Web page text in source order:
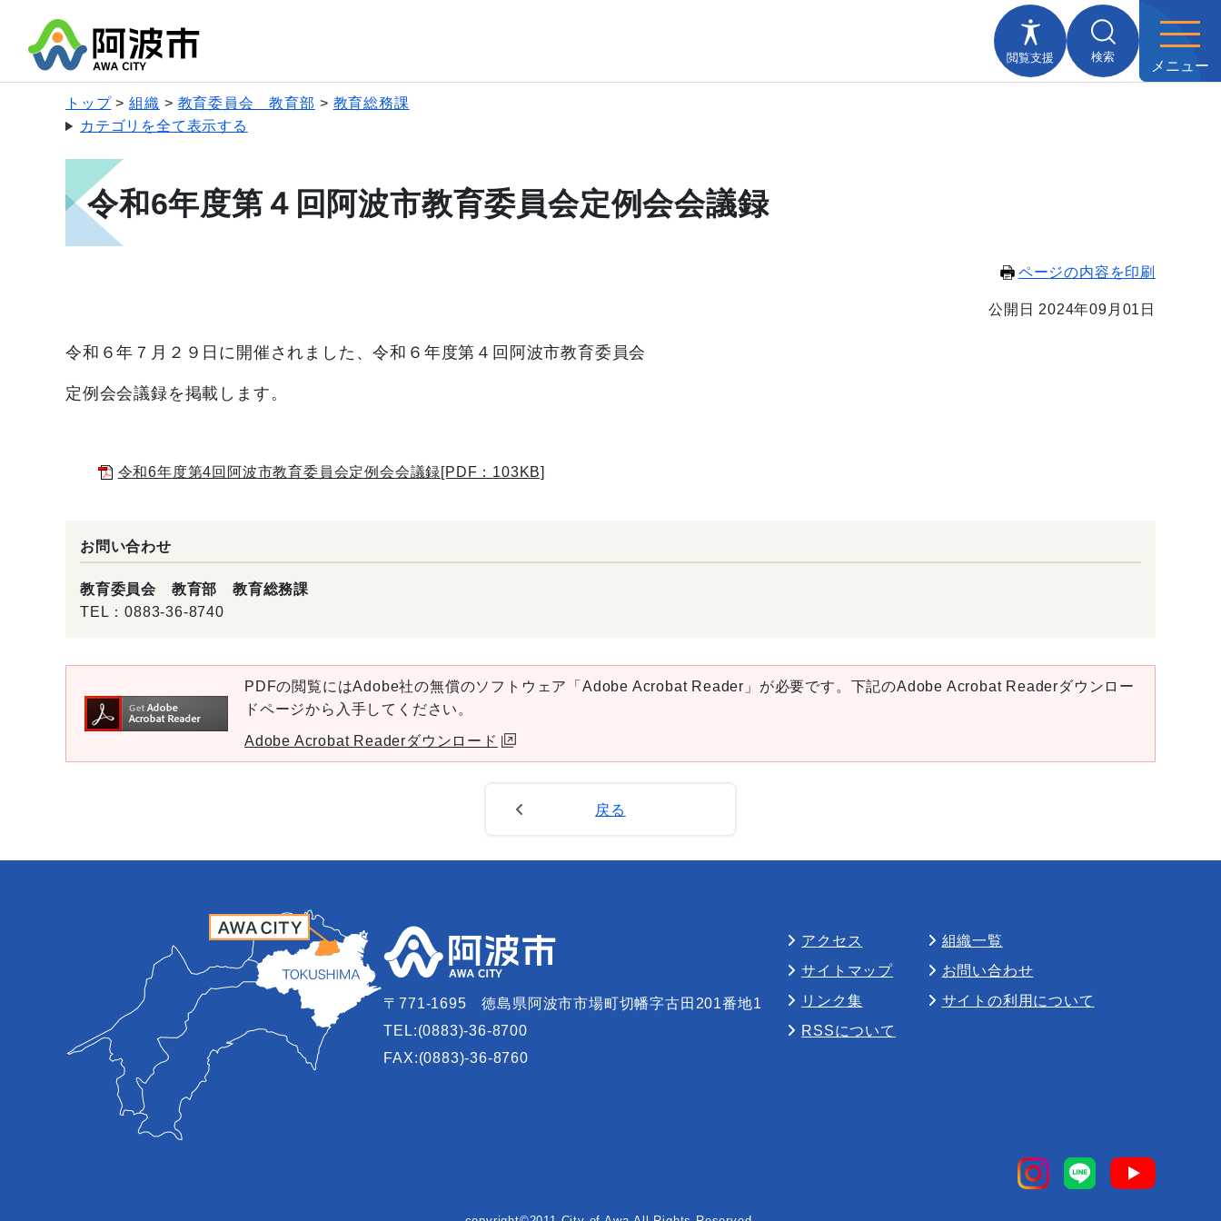
閲覧支援 検索
メニュー
トップ 組織 教育委員会 教育部
教育総務課
カテゴリを全て表示する
令和6年度第４回阿波市教育委員会定例会会議録
ページの内容を印刷
公開日 2024年09月01日
令和６年７月２９日に開催されました、令和６年度第４回阿波市教育委員会
定例会会議録を掲載します。
令和6年度第4回阿波市教育委員会定例会会議録[PDF：103KB]
お問い合わせ
教育委員会 教育部 教育総務課
TEL：0883-36-8740
PDFの閲覧にはAdobe社の無償のソフトウェア「Adobe Acrobat Reader」が必要です。下記のAdobe Acrobat Readerダウンロー
ドページから入手してください。
Adobe Acrobat Readerダウンロード
戻る
〒771-1695
徳島県阿波市市場町切幡字古田201番地1
TEL:(0883)-36-8700
FAX:(0883)-36-8760
アクセス
組織一覧
サイトマップ
お問い合わせ
リンク集
サイトの利用について
RSSについて